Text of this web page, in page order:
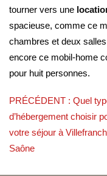
tourner vers une
spacieuse, comme ce
chambres et deux
encore ce mobil-home
pour huit personnes.
PRÉCÉDENT : Quel
d’hébergement choisir
votre séjour à
Saône